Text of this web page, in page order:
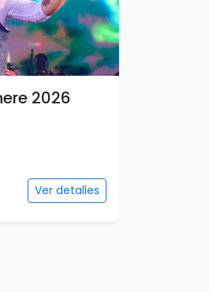
2026
Ver detalles